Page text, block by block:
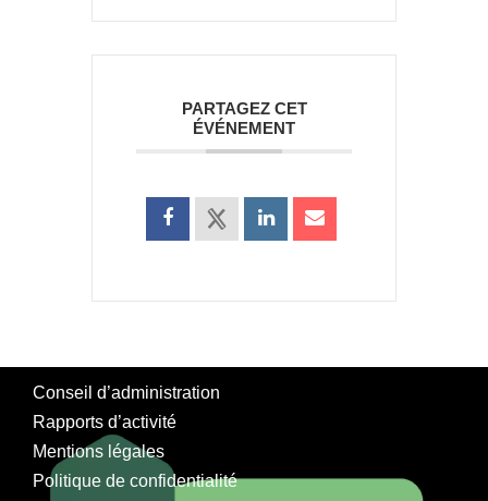
PARTAGEZ CET
ÉVÉNEMENT
Conseil d’administration
Rapports d’activité
Mentions légales
Politique de confidentialité